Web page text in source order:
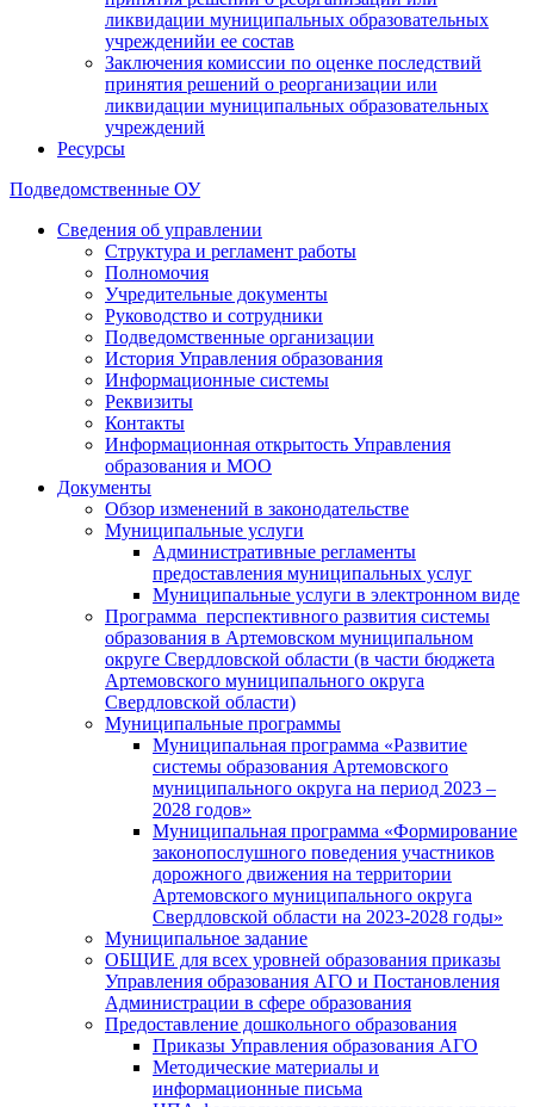
ликвидации муниципальных образовательных
учрежденийи ее состав
Заключения комиссии по оценке последствий
принятия решений о реорганизации или
ликвидации муниципальных образовательных
учреждений
Ресурсы
Подведомственные ОУ
Сведения об управлении
Структура и регламент работы
Полномочия
Учредительные документы
Руководство и сотрудники
Подведомственные организации
История Управления образования
Информационные системы
Реквизиты
Контакты
Информационная открытость Управления
образования и МОО
Документы
Обзор изменений в законодательстве
Муниципальные услуги
Административные регламенты
предоставления муниципальных услуг
Муниципальные услуги в электронном виде
Программа перспективного развития системы
образования в Артемовском муниципальном
округе Свердловской области (в части бюджета
Артемовского муниципального округа
Свердловской области)
Муниципальные программы
Муниципальная программа «Развитие
системы образования Артемовского
муниципального округа на период 2023 –
2028 годов»
Муниципальная программа «Формирование
законопослушного поведения участников
дорожного движения на территории
Артемовского муниципального округа
Свердловской области на 2023-2028 годы»
Муниципальное задание
ОБЩИЕ для всех уровней образования приказы
Управления образования АГО и Постановления
Администрации в сфере образования
Предоставление дошкольного образования
Приказы Управления образования АГО
Методические материалы и
информационные письма